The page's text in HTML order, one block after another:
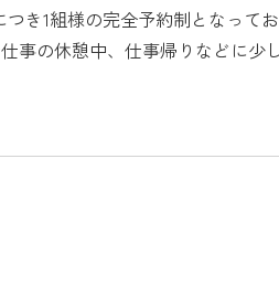
つき1組様の完全予約制となってお
事の休憩中、仕事帰りなどに少